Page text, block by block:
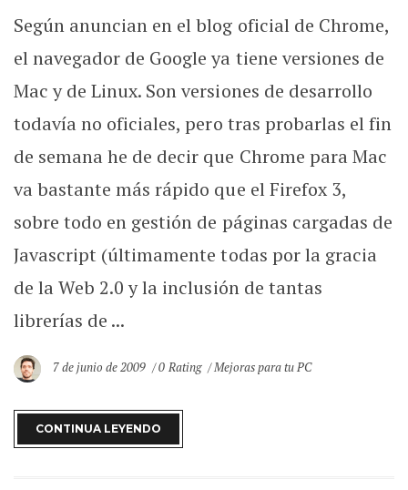
Según anuncian en el blog oficial de Chrome,
el navegador de Google ya tiene versiones de
Mac y de Linux. Son versiones de desarrollo
todavía no oficiales, pero tras probarlas el fin
de semana he de decir que Chrome para Mac
va bastante más rápido que el Firefox 3,
sobre todo en gestión de páginas cargadas de
Javascript (últimamente todas por la gracia
de la Web 2.0 y la inclusión de tantas
librerías de ...
7 de junio de 2009 0 Rating Mejoras para tu PC
CONTINUA LEYENDO